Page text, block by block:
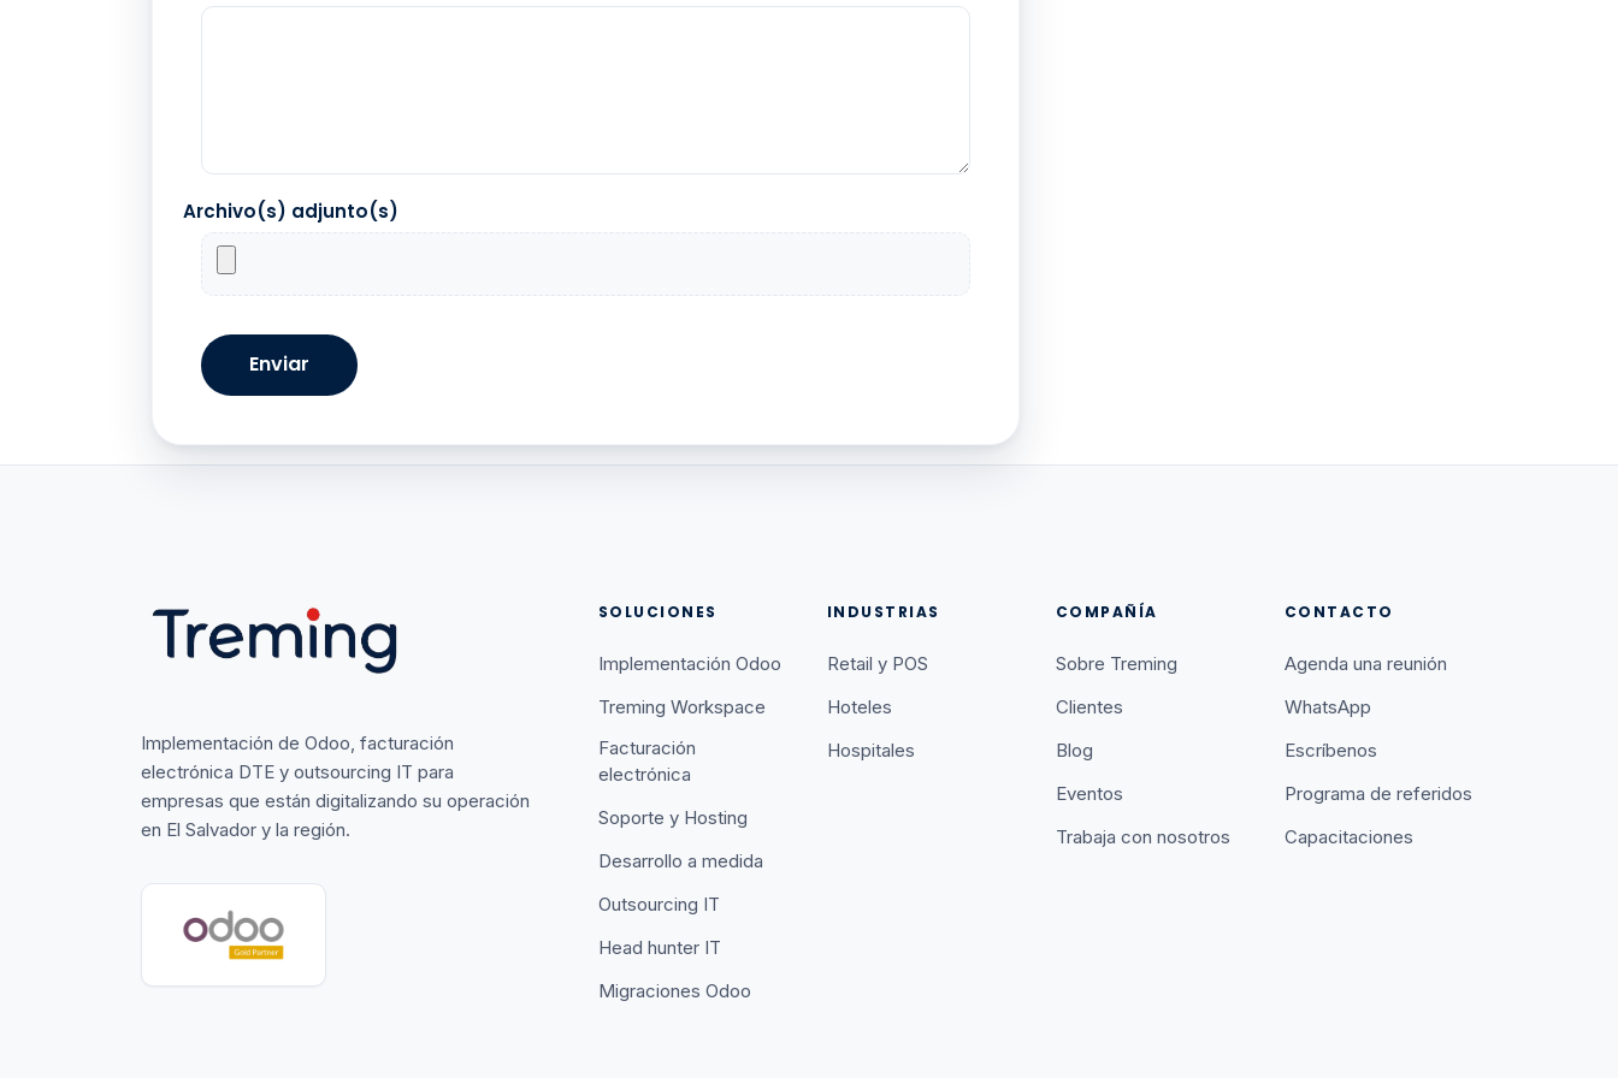
Archivo(s) adjunto(s)
Enviar
Implementación de Odoo, facturación
electrónica DTE y outsourcing IT para
empresas que están digitalizando su operación
en El Salvador y la región.
SOLUCIONES
Implementación Odoo
Treming Workspace
Facturación
electrónica
Soporte y Hosting
Desarrollo a medida
Outsourcing IT
Head hunter IT
Migraciones Odoo
INDUSTRIAS
Retail y POS
Hoteles
Hospitales
COMPAÑÍA
Sobre Treming
Clientes
Blog
Eventos
Trabaja con nosotros
CONTACTO
Agenda una reunión
WhatsApp
Escríbenos
Programa de referidos
Capacitaciones